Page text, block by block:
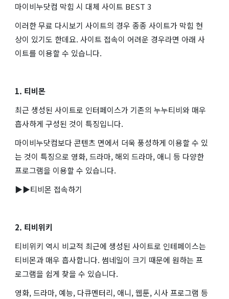
마이비누닷컴 막힘 시 대체 사이트 BEST 3
이러한 무료 다시보기 사이트의 경우 종종 사이트가 막힘 현
상이 있기도 한데요. 사이트 접속이 어려운 경우라면 아래 사
이트를 이용할 수 있습니다.
1. 티비몬
최근 생성된 사이트로 인터페이스가 기존의 누누티비와 매우
흡사하게 구성된 것이 특징입니다.
마이비누닷컴보다 콘텐츠 면에서 더욱 풍성하게 이용할 수 있
는 것이 특징으로 영화, 드라마, 해외 드라마, 애니 등 다양한
프로그램을 이용할 수 있습니다.
▶▶티비몬 접속하기
2. 티비위키
티비위키 역시 비교적 최근에 생성된 사이트로 인테페이스는
티비몬과 매우 흡사합니다. 썸네일이 크기 때문에 원하는 프
로그램을 쉽게 찾을 수 있습니다.
영화, 드라마, 예능, 다큐멘터리, 애니, 웹툰, 시사 프로그램 등